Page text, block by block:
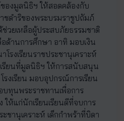
องมูลนิธิฯ ให้สอดคล้องกับ
ชดำริของพระบรมราชูปถัมภ์
วยเหลือผู้ประสบภัยธรรมชาติ
ด้านการศึกษา อาทิ มอบเงิน
รงเรียนราชประชานุเคราะห์
เรียนที่มูลนิธิฯ ให้การสนับสนุน
รงเรียน มอบอุปกรณ์การเรียน
ทุนพระราชทานเพื่อการ
ให้แก่นักเรียนเรียนดีที่จบการ
ะชานุเคราะห์ เด็กกำพร้าที่บิดา